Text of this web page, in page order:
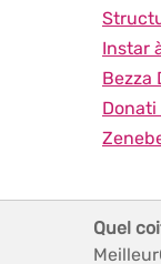
Instar
Bezza
Donati
Quel